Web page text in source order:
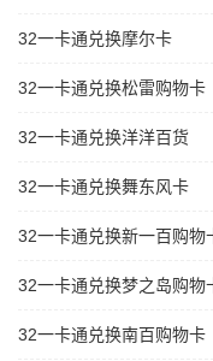
32一卡通兑换摩尔卡
32一卡通兑换松雷购物卡
32一卡通兑换洋洋百货
32一卡通兑换舞东风卡
32一卡通兑换新一百购物
32一卡通兑换梦之岛购物
32一卡通兑换南百购物卡